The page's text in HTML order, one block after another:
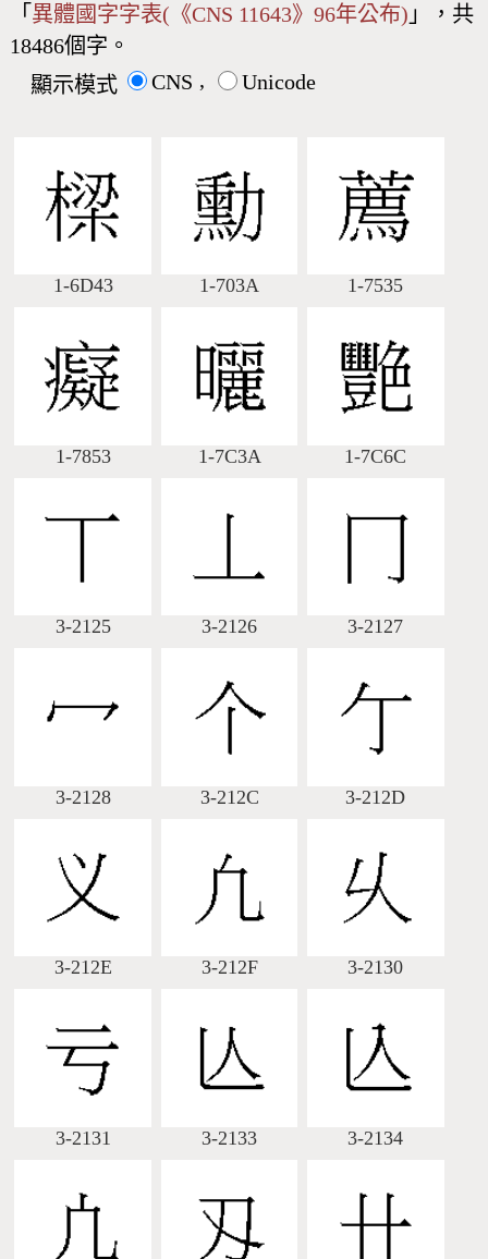
Big5查詢 拼音查詢
符號索引 拼音文字索引
「 異體國字字表(《CNS 11643》96年公布) 」，共
18486個字。
顯示模式
CNS , Unicode
1-6D43 1-703A 1-7535
1-7853 1-7C3A 1-7C6C
3-2125 3-2126 3-2127
3-2128 3-212C 3-212D
3-212E 3-212F 3-2130
3-2131 3-2133 3-2134